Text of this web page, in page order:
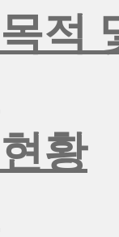
적
황